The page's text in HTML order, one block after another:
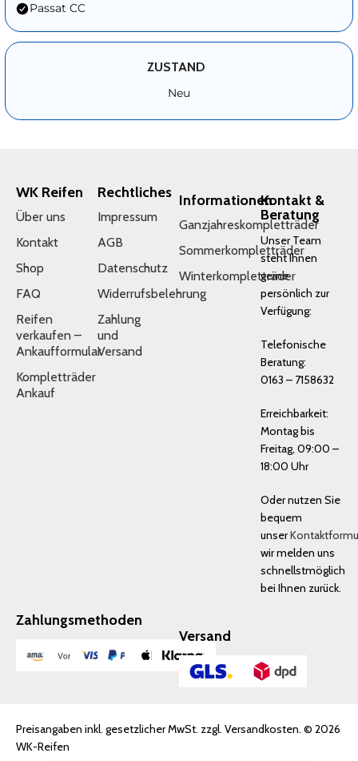
Passat CC
ZUSTAND
Neu
WK Reifen
Über uns
Kontakt
Shop
FAQ
Reifen
verkaufen –
Ankaufformular
Kompletträder
Ankauf
Rechtliches
Impressum
AGB
Datenschutz
Widerrufsbelehrung
Zahlung
und
Versand
Informationen
Ganzjahreskompletträder
Sommerkompletträder
Winterkompletträder
Kontakt &
Beratung
Unser Team
steht Ihnen
gerne
persönlich zur
Verfügung:
Telefonische
Beratung:
0163 – 7158632
Erreichbarkeit:
Montag bis
Freitag, 09:00 –
18:00 Uhr
Oder nutzen Sie
bequem
unser
wir melden uns
schnellstmöglich
bei Ihnen zurück.
Zahlungsmethoden
Versand
Preisangaben inkl. gesetzlicher MwSt. zzgl. Versandkosten. © 2026
WK-Reifen